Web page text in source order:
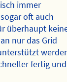
immer
oft auch
überhaupt
nur das Grid
fertig und